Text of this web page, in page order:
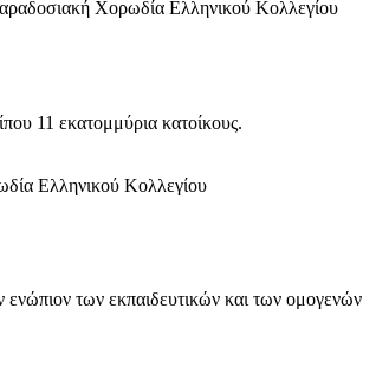
11 εκατομμύρια κατοίκους.
ενώπιον των εκπαιδευτικών και των ομογενών